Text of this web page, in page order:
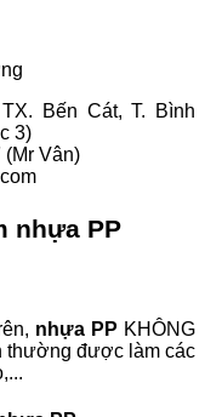
Bến Cát, T. Bình
3)
(Mr Vân)
nhựa PP
nhựa PP KHÔNG
thường được làm các